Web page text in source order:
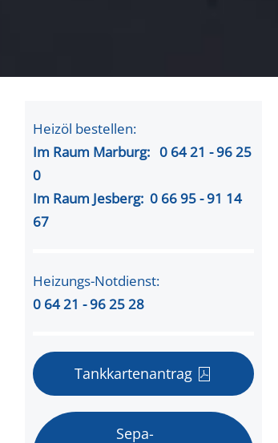
Heizöl bestellen:
Im Raum Marburg: 0 64 21 - 96 25
0
Im Raum Jesberg: 0 66 95 - 91 14
67
Heizungs-Notdienst:
0 64 21 - 96 25 28
Tankkartenantrag
Sepa-